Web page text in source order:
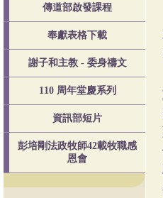
傳道部啟發課程
奉獻表格下載
謝子和主教 - 委身禱文
110 周年堂慶系列
資訊部短片
彭培剛法政牧師42載牧職感
恩會